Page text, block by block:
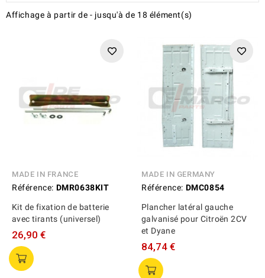
Affichage à partir de- jusqu'àde 18 élément(s)
MADE IN FRANCE
Référence: DMR0638KIT
Kit de fixation de batterie
avec tirants (universel)
26,90 €
MADE IN GERMANY
Référence: DMC0854
Plancher latéral gauche
galvanisé pour Citroën 2CV
et Dyane
84,74 €